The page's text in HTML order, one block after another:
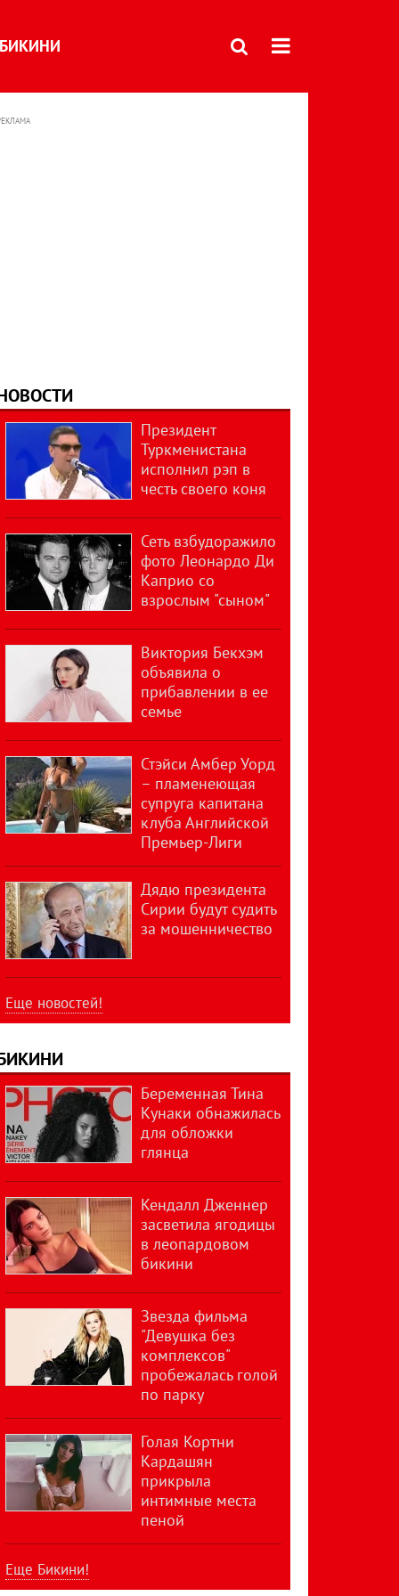
БИКИНИ
Президент
Туркменистана
исполнил рэп в
честь своего коня
Сеть взбудоражило
фото Леонардо Ди
Каприо со
взрослым "сыном"
Виктория Бекхэм
объявила о
прибавлении в ее
семье
Стэйси Амбер Уорд
– пламенеющая
супруга капитана
клуба Английской
Премьер-Лиги
Дядю президента
Сирии будут судить
за мошенничество
Еще новостей!
Беременная Тина
Кунаки обнажилась
для обложки
глянца
Кендалл Дженнер
засветила ягодицы
в леопардовом
бикини
Звезда фильма
"Девушка без
комплексов"
пробежалась голой
по парку
Голая Кортни
Кардашян
прикрыла
интимные места
пеной
Еще Бикини!